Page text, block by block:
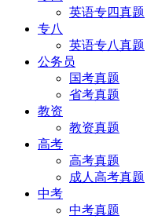
英语专四真题
专八
英语专八真题
公务员
国考真题
省考真题
教资
教资真题
高考
高考真题
成人高考真题
中考
中考真题